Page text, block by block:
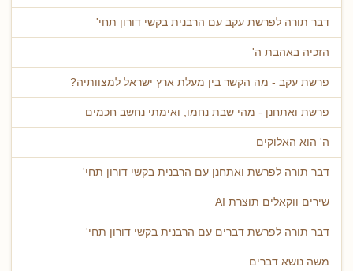
דבר תורה לפרשת עקב עם הרבנית בקשי דורון תחי'
הזכיה באהבת ה'
פרשת עקב - מה הקשר בין מעלת ארץ ישראל למצוותיה?
פרשת ואתחנן - מהי שבת נחמו, ואימתי נחשב חכמים
ה' הוא האלוקים
דבר תורה לפרשת ואתחנן עם הרבנית בקשי דורון תחי'
שירים ווקאלים תוצרת AI
דבר תורה לפרשת דברים עם הרבנית בקשי דורון תחי'
משה נושא דברים